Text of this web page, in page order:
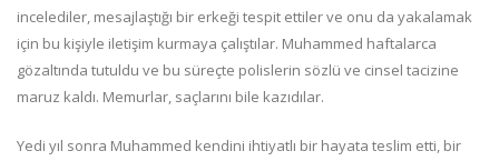
incelediler, mesajlaştığı bir erkeği tespit ettiler ve onu da yakalamak
için bu kişiyle iletişim kurmaya çalıştılar. Muhammed haftalarca
gözaltında tutuldu ve bu süreçte polislerin sözlü ve cinsel tacizine
maruz kaldı. Memurlar, saçlarını bile kazıdılar.
Yedi yıl sonra Muhammed kendini ihtiyatlı bir hayata teslim etti, bir